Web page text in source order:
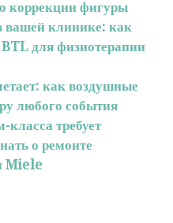
коррекции фигуры
вашей клинике: как
для физиотерапии
как воздушные
любого события
класса требует
о ремонте
Miele